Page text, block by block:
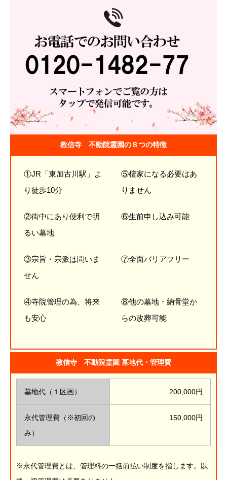
教信寺 不動院霊園の８つの特徴
①JR「東加古川駅」よ
り徒歩10分
⑤檀家になる必要はあ
りません
②街中にあり便利で明
るい墓地
⑥生前申し込み可能
③宗旨・宗派は問いま
せん
⑦全面バリアフリー
④寺院管理の為、将来
も安心
⑧他の墓地・納骨堂か
らの改葬可能
教信寺 不動院霊園 墓地代・管理費
墓地代（１区画） 200,000円
永代管理費（※初回の
み）
150,000円
※永代管理費とは、管理料の一括前払い制度を指します。以